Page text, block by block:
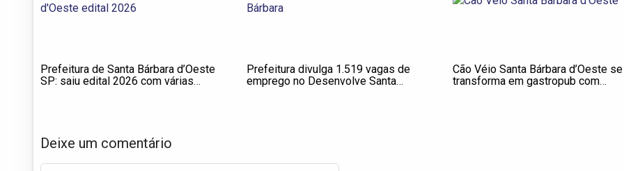
Prefeitura de Santa Bárbara d’Oeste
SP: saiu edital 2026 com várias
Prefeitura divulga 1.519 vagas de
emprego no Desenvolve Santa
Cão Véio Santa Bárbara d’Oeste se
transforma em gastropub com
Deixe um comentário